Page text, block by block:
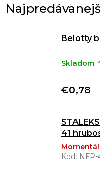
Belotty
Skladom
€0,78
41
Kód: